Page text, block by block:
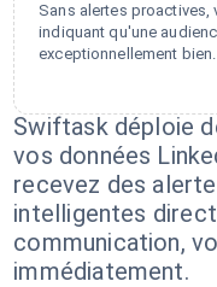
Sans alertes
indiquant qu'une
exceptionnellement bien.
Swiftask déploie
vos données
recevez des
intelligentes
communication,
immédiatement.